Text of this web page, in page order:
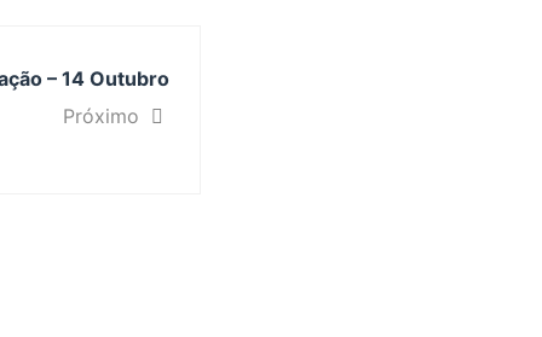
– 14 Outubro
Próximo